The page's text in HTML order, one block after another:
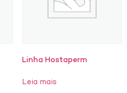
Linha Hostaperm
Leia mais